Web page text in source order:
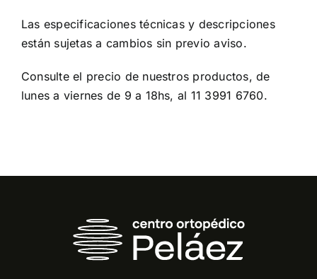
Las especificaciones técnicas y descripciones
están sujetas a cambios sin previo aviso.
Consulte el precio de nuestros productos, de
lunes a viernes de 9 a 18hs, al 11 3991 6760.